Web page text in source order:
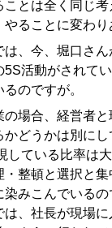
ことは全く同じ
ることに変わり
、今、堀口さん
5S活動がされて
のですが。
の場合、経営者
かどうかは別に
している比率は
・整頓と選択と
みこんでいるの
は、社長が現場